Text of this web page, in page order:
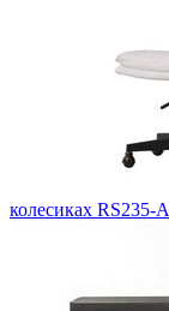
колесиках RS235-A